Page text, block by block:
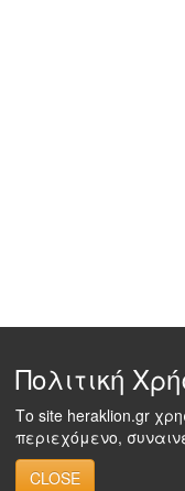
Πολιτική
Το site heraklion.gr
περιεχόμενο,
CLOSE